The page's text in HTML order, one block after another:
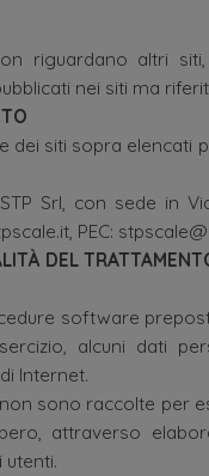
riguardano altri
nei siti ma
dei siti sopra
Srl, con sede in
PEC:
DEL
software
alcuni dati
Internet.
sono raccolte per
attraverso